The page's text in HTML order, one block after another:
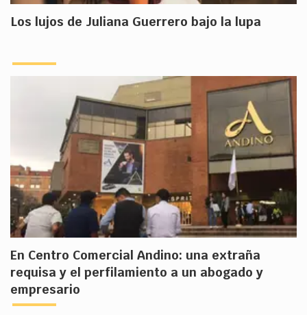
Los lujos de Juliana Guerrero bajo la lupa
En Centro Comercial Andino: una extraña
requisa y el perfilamiento a un abogado y
empresario